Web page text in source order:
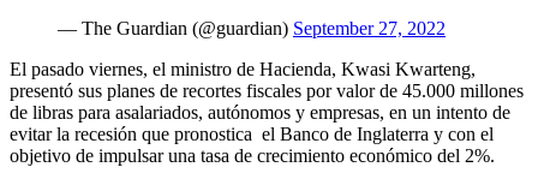
— The Guardian (@guardian) September 27, 2022
El pasado viernes, el ministro de Hacienda, Kwasi Kwarteng,
presentó sus planes de recortes fiscales por valor de 45.000 millones
de libras para asalariados, autónomos y empresas, en un intento de
evitar la recesión que pronostica el Banco de Inglaterra y con el
objetivo de impulsar una tasa de crecimiento económico del 2%.